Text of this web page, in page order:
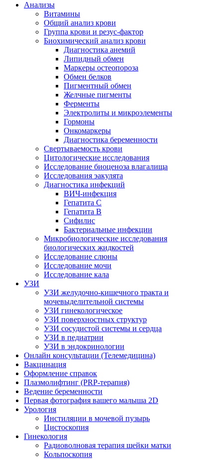
Анализы
Витамины
Общий анализ крови
Группа крови и резус-фактор
Биохимический анализ крови
Диагностика анемий
Липидный обмен
Маркеры остеопороза
Обмен белков
Пигментный обмен
Желчные пигменты
Ферменты
Электролиты и микроэлементы
Гормоны
Онкомаркеры
Диагностика беременности
Свертываемость крови
Цитологические исследования
Исследование биоценоза влагалища
Исследования эакулята
Диагностика инфекций
ВИЧ-инфекция
Гепатита С
Гепатита В
Сифилис
Бактериальные инфекции
Микробиологические исследования
биологических жидкостей
Исследование слюны
Исследование мочи
Исследование кала
УЗИ
УЗИ желудочно-кишечного тракта и
мочевыделительной системы
УЗИ гинекологическое
УЗИ поверхностных структур
УЗИ сосудистой системы и сердца
УЗИ в педиатрии
УЗИ в эндокринологии
Онлайн консультации (Телемедицина)
Вакцинация
Оформление справок
Плазмолифтинг (PRP-терапия)
Ведение беременности
Первая фотография вашего малыша 2D
Урология
Инстиляции в мочевой пузырь
Цистоскопия
Гинекология
Радиоволновая терапия шейки матки
Кольпоскопия